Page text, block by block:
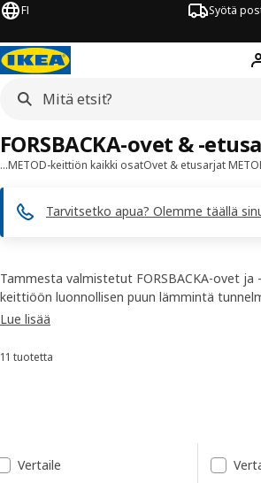
FI Syötä
…METOD-keittiön kaikki osatOvet & etusarjat
Tarvitsetko apua? Olemme täällä
FORSBACKA-ovet & -
Tammesta valmistetut FORSBACKA-ovet
keittiöön luonnollisen puun lämmintä
keittiöovet tammiviilu- tai
Viimeistele keittiö haluamillasi vetimillä ja
Lue lisää
Lajittele ja suodata
11 tuotetta
Tulosluettelo
Vertaile